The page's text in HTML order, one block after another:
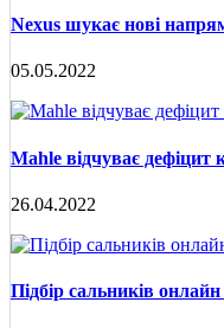
Nexus шукає нові
05.05.2022
Mahle відчуває дефіцит
26.04.2022
Підбір сальників